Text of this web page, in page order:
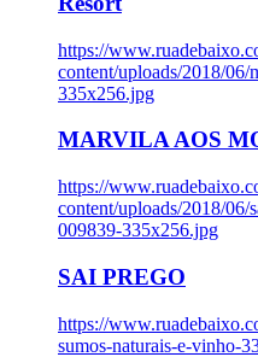
https://
content/uploads/2018/
335x256.jpg
MARVILA AOS
https://
content/uploads/2018/06/
009839-335x256.jpg
SAI PREGO
https://
sumos-naturais-e-vinho-